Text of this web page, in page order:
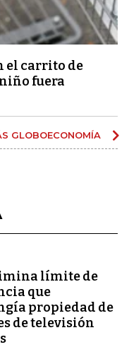
el carrito de
fuera
GLOBOECONOMÍA
límite de
que
propiedad de
de televisión